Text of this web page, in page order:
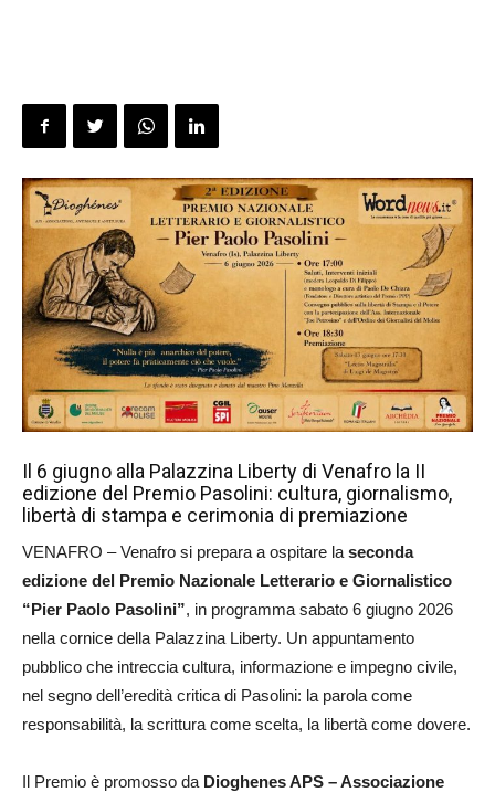
Il 6 giugno alla Palazzina Liberty di Venafro la II
edizione del Premio Pasolini: cultura, giornalismo,
libertà di stampa e cerimonia di premiazione
VENAFRO – Venafro si prepara a ospitare la seconda
edizione del Premio Nazionale Letterario e Giornalistico
“Pier Paolo Pasolini”, in programma sabato 6 giugno 2026
nella cornice della Palazzina Liberty. Un appuntamento
pubblico che intreccia cultura, informazione e impegno civile,
nel segno dell’eredità critica di Pasolini: la parola come
responsabilità, la scrittura come scelta, la libertà come dovere.
Il Premio è promosso da Dioghenes APS – Associazione